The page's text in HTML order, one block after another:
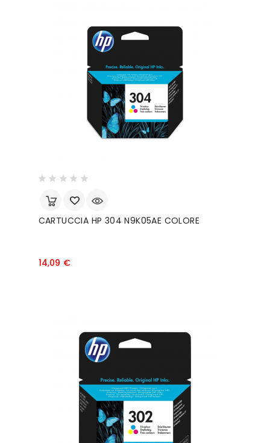
CARTUCCIA HP 304 N9K05AE COLORE
14,09 €Prezzo